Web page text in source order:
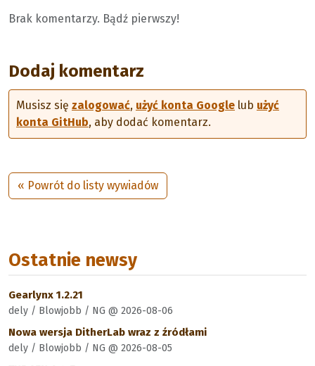
Brak komentarzy. Bądź pierwszy!
Dodaj komentarz
Musisz się zalogować, użyć konta Google lub użyć
konta GitHub, aby dodać komentarz.
« Powrót do listy wywiadów
Ostatnie newsy
Gearlynx 1.2.21
dely / Blowjobb / NG @ 2026-08-06
Nowa wersja DitherLab wraz z źródłami
dely / Blowjobb / NG @ 2026-08-05